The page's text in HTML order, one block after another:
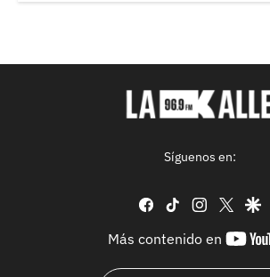
Síguenos en:
facebook
tiktok instagram
twitter
Más contenido en